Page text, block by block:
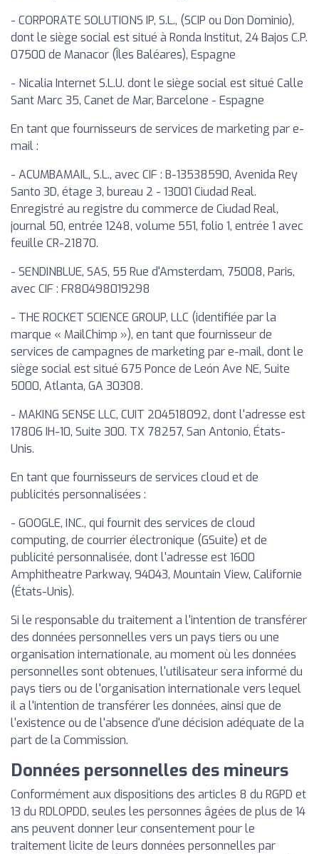
- CORPORATE SOLUTIONS IP, S.L., (SCIP ou Don Dominio),
dont le siège social est situé à Ronda Institut, 24 Bajos C.P.
07500 de Manacor (Îles Baléares), Espagne
- Nicalia Internet S.L.U. dont le siège social est situé Calle
Sant Marc 35, Canet de Mar, Barcelone - Espagne
En tant que fournisseurs de services de marketing par e-
mail :
- ACUMBAMAIL, S.L., avec CIF : B-13538590, Avenida Rey
Santo 3D, étage 3, bureau 2 - 13001 Ciudad Real.
Enregistré au registre du commerce de Ciudad Real,
journal 50, entrée 1248, volume 551, folio 1, entrée 1 avec
feuille CR-21870.
- SENDINBLUE, SAS, 55 Rue d'Amsterdam, 75008, Paris,
avec CIF : FR80498019298
- THE ROCKET SCIENCE GROUP, LLC (identifiée par la
marque « MailChimp »), en tant que fournisseur de
services de campagnes de marketing par e-mail, dont le
siège social est situé 675 Ponce de León Ave NE, Suite
5000, Atlanta, GA 30308.
- MAKING SENSE LLC, CUIT 204518092, dont l'adresse est
17806 IH-10, Suite 300. TX 78257, San Antonio, États-
Unis.
En tant que fournisseurs de services cloud et de
publicités personnalisées :
- GOOGLE, INC., qui fournit des services de cloud
computing, de courrier électronique (GSuite) et de
publicité personnalisée, dont l'adresse est 1600
Amphitheatre Parkway, 94043, Mountain View, Californie
(États-Unis).
Si le responsable du traitement a l'intention de transférer
des données personnelles vers un pays tiers ou une
organisation internationale, au moment où les données
personnelles sont obtenues, l'utilisateur sera informé du
pays tiers ou de l'organisation internationale vers lequel
il a l'intention de transférer les données, ainsi que de
l'existence ou de l'absence d'une décision adéquate de la
part de la Commission.
Données personnelles des mineurs
Conformément aux dispositions des articles 8 du RGPD et
13 du RDLOPDD, seules les personnes âgées de plus de 14
ans peuvent donner leur consentement pour le
traitement licite de leurs données personnelles par